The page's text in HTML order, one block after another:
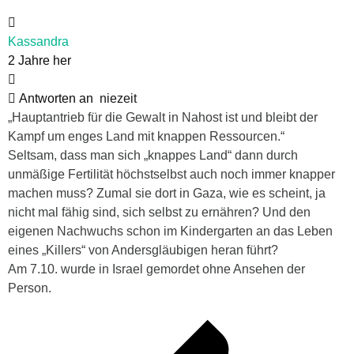
Kassandra
2 Jahre her
Antworten an niezeit
„Hauptantrieb für die Gewalt in Nahost ist und bleibt der
Kampf um enges Land mit knappen Ressourcen.“
Seltsam, dass man sich „knappes Land“ dann durch
unmäßige Fertilität höchstselbst auch noch immer knapper
machen muss? Zumal sie dort in Gaza, wie es scheint, ja
nicht mal fähig sind, sich selbst zu ernähren? Und den
eigenen Nachwuchs schon im Kindergarten an das Leben
eines „Killers“ von Andersgläubigen heran führt?
Am 7.10. wurde in Israel gemordet ohne Ansehen der
Person.